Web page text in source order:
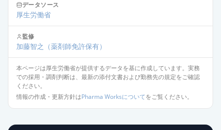
データソース
厚生労働省
監修
加藤智之 （薬剤師免許保有）
本ページは厚生労働省が提供するデータを基に作成しています。実務
での採用・調剤判断は、最新の添付文書および勤務先の規定をご確認
ください。
情報の作成・更新方針はPharma Worksについてをご覧ください。